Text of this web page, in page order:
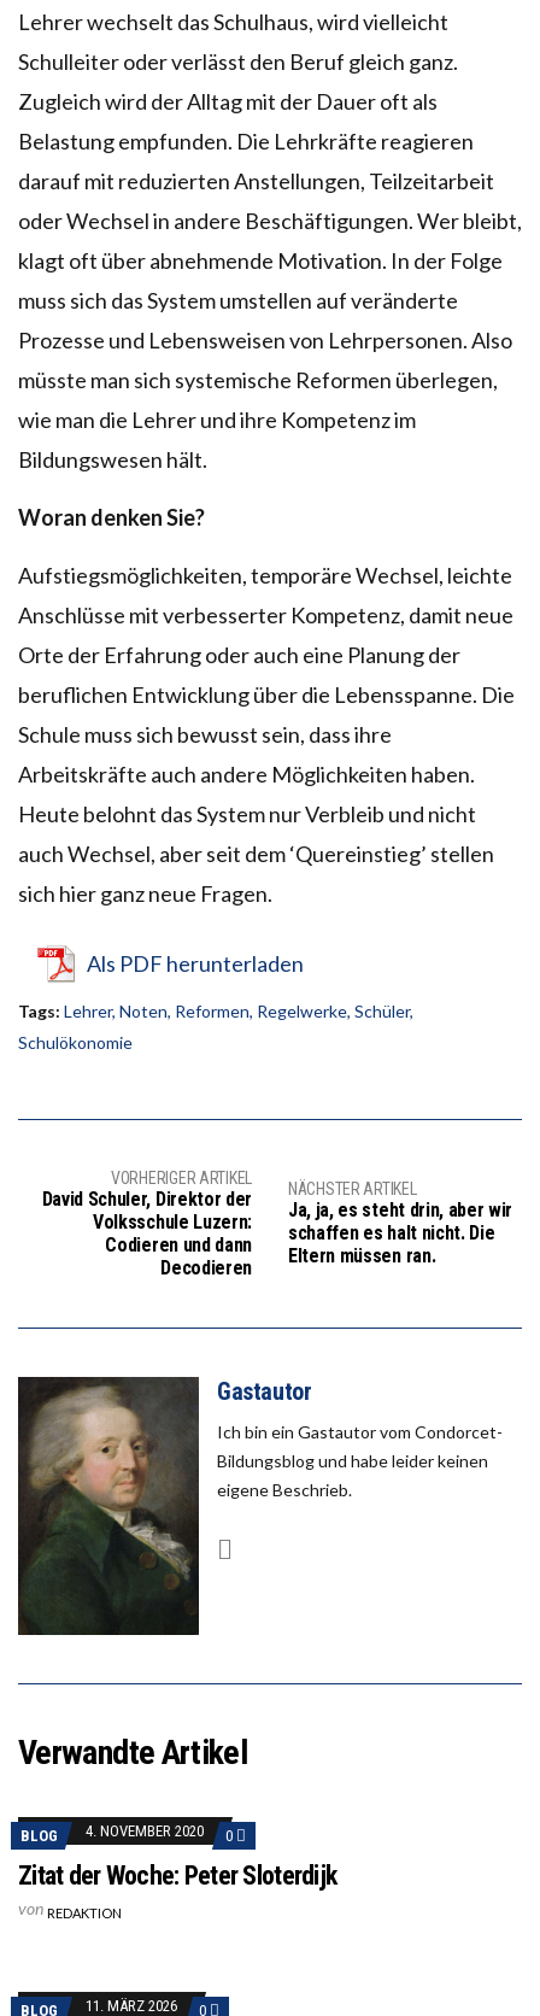
Lehrer wechselt das Schulhaus, wird vielleicht
Schulleiter oder verlässt den Beruf gleich ganz.
Zugleich wird der Alltag mit der Dauer oft als
Belastung empfunden. Die Lehrkräfte reagieren
darauf mit reduzierten Anstellungen, Teilzeitarbeit
oder Wechsel in andere Beschäftigungen. Wer bleibt,
klagt oft über abnehmende Motivation. In der Folge
muss sich das System umstellen auf veränderte
Prozesse und Lebensweisen von Lehrpersonen. Also
müsste man sich systemische Reformen überlegen,
wie man die Lehrer und ihre Kompetenz im
Bildungswesen hält.
Woran denken Sie?
Aufstiegsmöglichkeiten, temporäre Wechsel, leichte
Anschlüsse mit verbesserter Kompetenz, damit neue
Orte der Erfahrung oder auch eine Planung der
beruflichen Entwicklung über die Lebensspanne. Die
Schule muss sich bewusst sein, dass ihre
Arbeitskräfte auch andere Möglichkeiten haben.
Heute belohnt das System nur Verbleib und nicht
auch Wechsel, aber seit dem ‘Quereinstieg’ stellen
sich hier ganz neue Fragen.
Als PDF herunterladen
Tags: Lehrer, Noten, Reformen, Regelwerke, Schüler,
Schulökonomie
VORHERIGER ARTIKEL
David Schuler, Direktor der
Volksschule Luzern:
Codieren und dann
Decodieren
NÄCHSTER ARTIKEL
Ja, ja, es steht drin, aber wir
schaffen es halt nicht. Die
Eltern müssen ran.
Gastautor
Ich bin ein Gastautor vom Condorcet-
Bildungsblog und habe leider keinen
eigene Beschrieb.
Verwandte Artikel
BLOG 4. NOVEMBER 2020 0
Zitat der Woche: Peter Sloterdijk
von REDAKTION
BLOG 11. MÄRZ 2026 0